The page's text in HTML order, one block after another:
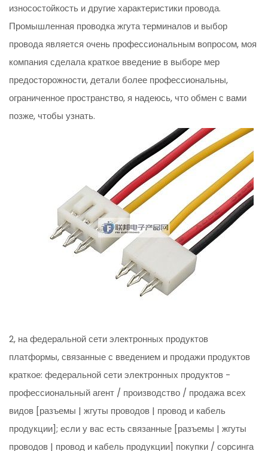
износостойкость и другие характеристики провода.
Промышленная проводка жгута терминалов и выбор
провода является очень профессиональным вопросом, моя
компания сделала краткое введение в выборе мер
предосторожности, детали более профессиональны,
ограниченное пространство, я надеюсь, что обмен с вами
позже, чтобы узнать.
2, на федеральной сети электронных продуктов
платформы, связанные с введением и продажи продуктов
краткое: федеральной сети электронных продуктов -
профессиональный агент / производство / продажа всех
видов [разъемы | жгуты проводов | провод и кабель
продукции]; если у вас есть связанные [разъемы | жгуты
проводов | провод и кабель продукции] покупки / сорсинга